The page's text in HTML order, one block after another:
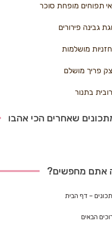
תפוחים מופחת סוכר
גבינה פירורים
מושלמות
פריך מושלם
בתנור
שאחרים הכי אהבו
אתם מחפשים?
– דף הבית
הבאים